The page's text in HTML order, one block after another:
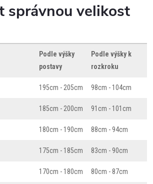
správnou velikost
Podle výšky
postavy
Podle výšky k
rozkroku
195cm - 205cm 98cm - 104cm
185cm - 200cm 91cm - 101cm
180cm - 190cm 88cm - 94cm
175cm - 185cm 83cm - 90cm
170cm - 180cm 80cm - 87cm